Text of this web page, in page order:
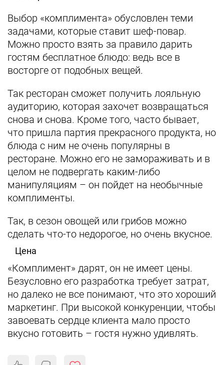
Выбор «комплимента» обусловлен теми
задачами, которые ставит шеф-повар.
Можно просто взять за правило дарить
гостям бесплатное блюдо: ведь все в
восторге от подобных вещей.
Так ресторан сможет получить лояльную
аудиторию, которая захочет возвращаться
снова и снова. Кроме того, часто бывает,
что пришла партия прекрасного продукта, но
блюда с ним не очень популярны в
ресторане. Можно его не замораживать и в
целом не подвергать каким-либо
манипуляциям – он пойдет на необычные
комплименты.
Так, в сезон овощей или грибов можно
сделать что-то недорогое, но очень вкусное.
Цена
«Комплимент» дарят, он не имеет цены.
Безусловно его разработка требует затрат,
но далеко не все понимают, что это хороший
маркетинг. При высокой конкуренции, чтобы
завоевать сердце клиента мало просто
вкусно готовить – гостя нужно удивлять.